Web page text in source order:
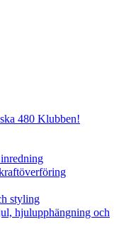
480 Klubben!
styling
hjulupphängning och